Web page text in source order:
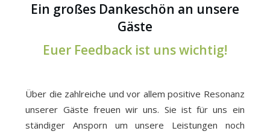
Ein großes Dankeschön an unsere
Gäste
Euer Feedback ist uns wichtig!
Über die zahlreiche und vor allem positive Resonanz
unserer Gäste freuen wir uns. Sie ist für uns ein
ständiger Ansporn um unsere Leistungen noch